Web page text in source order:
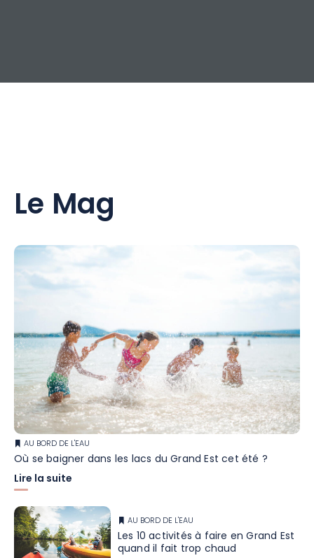
Le Mag
AU BORD DE L'EAU
Où se baigner dans les lacs du Grand Est cet été ?
Lire la suite
AU BORD DE L'EAU
Les 10 activités à faire en Grand Est
quand il fait trop chaud